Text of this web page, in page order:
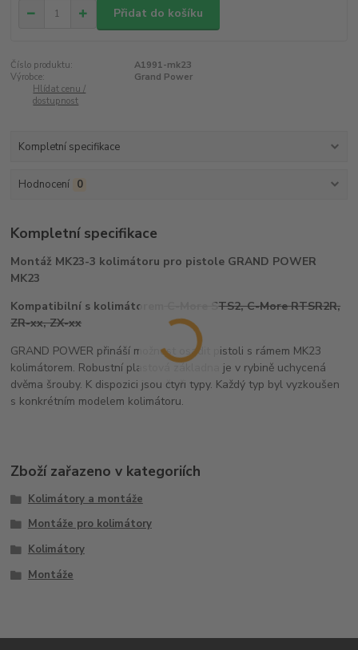
Přidat do košíku
Číslo produktu:
A1991-mk23
Výrobce:
Grand Power
Hlídat cenu /
dostupnost
Kompletní specifikace
Hodnocení 0
Kompletní specifikace
Montáž MK23-3 kolimátoru pro pistole GRAND POWER
MK23
Kompatibilní s kolimátorem
C-More STS2, C-More RTSR2R,
ZR-xx, ZX-xx
GRAND POWER přináší možnost osadit pistoli s rámem MK23
kolimátorem. Robustní plastová základna je v rybině uchycená
dvěma šrouby. K dispozici jsou čtyři typy. Každý typ byl vyzkoušen
s konkrétním modelem kolimátoru.
Zboží zařazeno v kategoriích
Kolimátory a montáže
Montáže pro kolimátory
Kolimátory
Montáže